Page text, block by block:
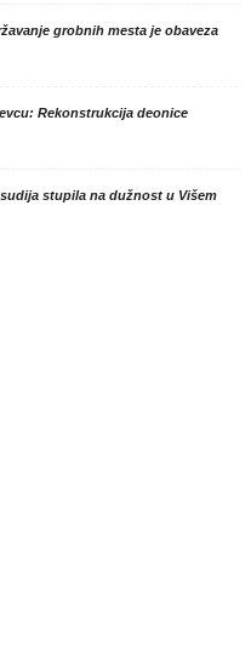
grobnih mesta je obaveza
Rekonstrukcija deonice
stupila na dužnost u Višem